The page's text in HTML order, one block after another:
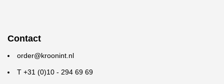
Contact
order@kroonint.nl
T +31 (0)10 - 294 69 69